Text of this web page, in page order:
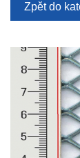
Zpět do